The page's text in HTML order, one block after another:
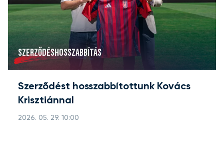
SZERZŐDÉSHOSSZABBÍTÁS
Szerződést hosszabbítottunk Kovács
Krisztiánnal
2026. 05. 29. 10:00